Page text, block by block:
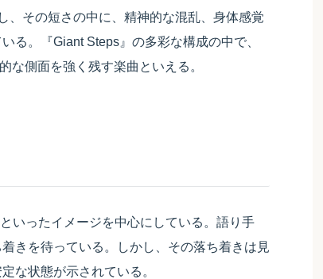
、その短さの中に、精神的な混乱、身体感覚
る。『Giant Steps』の多彩な構成の中で、
な側面を強く残す楽曲といえる。
いったイメージを中心にしている。語り手
きを待っている。しかし、その落ち着きは見
な状態が示されている。